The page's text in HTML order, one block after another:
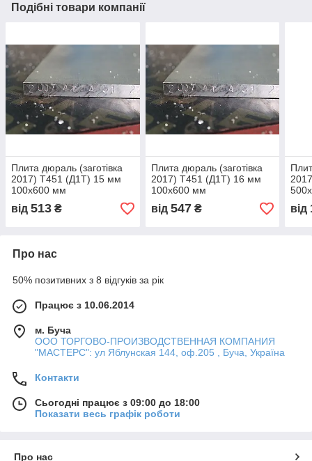
Подібні товари компанії
Плита дюраль (заготівка
2017) T451 (Д1Т) 15 мм
100х600 мм
від 513 ₴
Плита дюраль (заготівка
2017) T451 (Д1Т) 16 мм
100х600 мм
від 547₴ від
Про нас
50% позитивних з 8 відгуків за рік
Працює з 10.06.2014
м. Буча
ООО ТОРГОВО-ПРОИЗВОДСТВЕННАЯ КОМПАНИЯ
"МАСТЕРС": ул Яблунская 144, оф.205 , Буча, Україна
Контакти
Сьогодні працює з 09:00 до 18:00
Показати весь графік роботи
Про нас